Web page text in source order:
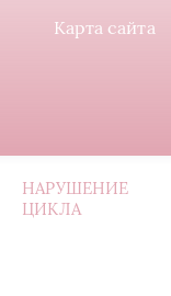
Карта сайта
НАРУШЕНИЕ
ЦИКЛА